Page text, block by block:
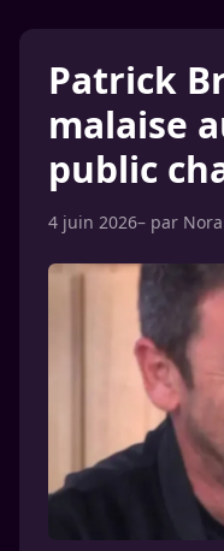
Patrick
malaise
public
4 juin 2026– par